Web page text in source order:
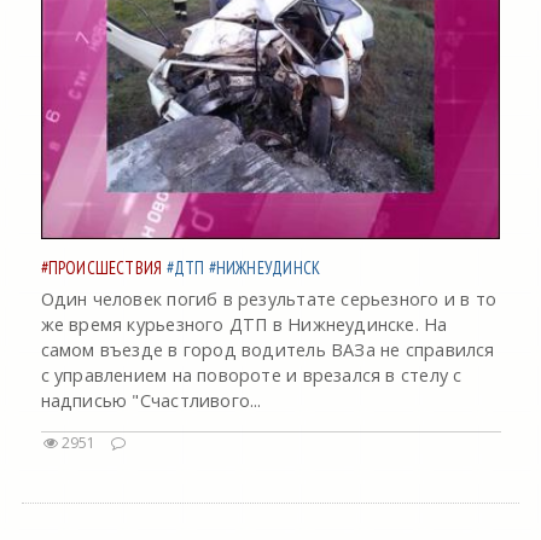
#ПРОИСШЕСТВИЯ #ДТП #НИЖНЕУДИНСК
Один человек погиб в результате серьезного и в то
же время курьезного ДТП в Нижнеудинске. На
самом въезде в город водитель ВАЗа не справился
с управлением на повороте и врезался в стелу с
надписью "Счастливого...
2951